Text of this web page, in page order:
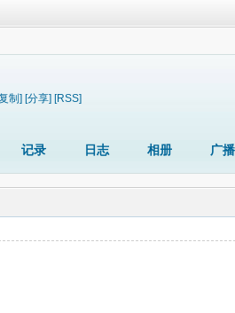
制] [分享] [RSS]
记录 日志 相册 广播